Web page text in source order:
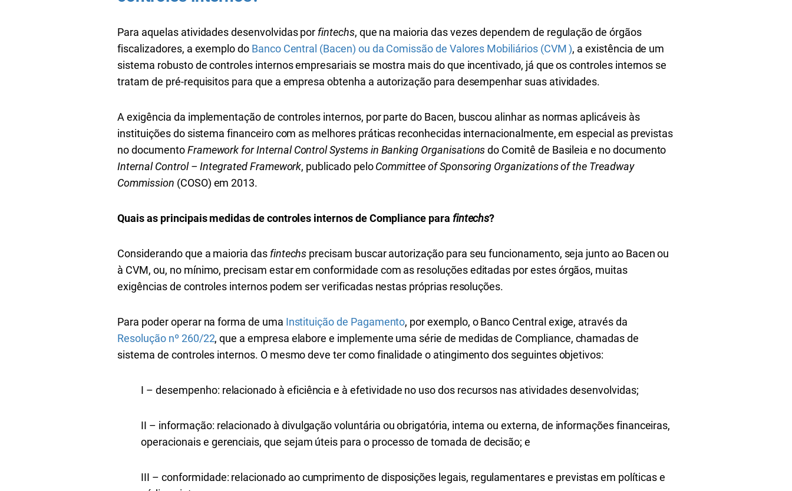
Para aquelas atividades desenvolvidas por fintechs, que na maioria das vezes dependem de regulação de órgãos
fiscalizadores, a exemplo do Banco Central (Bacen) ou da Comissão de Valores Mobiliários (CVM ), a existência de um
sistema robusto de controles internos empresariais se mostra mais do que incentivado, já que os controles internos se
tratam de pré-requisitos para que a empresa obtenha a autorização para desempenhar suas atividades.
A exigência da implementação de controles internos, por parte do Bacen, buscou alinhar as normas aplicáveis às
instituições do sistema financeiro com as melhores práticas reconhecidas internacionalmente, em especial as previstas
no documentoFramework for Internal Control Systems in Banking Organisationsdo Comitê de Basileia e no documento
Internal Control – Integrated Framework, publicado peloCommittee of Sponsoring Organizations of the Treadway
Commission (COSO) em 2013.
Quais as principais medidas de controles internos de Compliance para fintechs?
Considerando que a maioria das fintechs precisam buscar autorização para seu funcionamento, seja junto ao Bacen ou
à CVM, ou, no mínimo, precisam estar em conformidade com as resoluções editadas por estes órgãos, muitas
exigências de controles internos podem ser verificadas nestas próprias resoluções.
Para poder operar na forma de uma Instituição de Pagamento, por exemplo, o Banco Central exige, através da
Resolução nº 260/22, que a empresa elabore e implemente uma série de medidas de Compliance, chamadas de
sistema de controles internos. O mesmo deve ter como finalidade o atingimento dos seguintes objetivos:
I – desempenho: relacionado à eficiência e à efetividade no uso dos recursos nas atividades desenvolvidas;
II – informação: relacionado à divulgação voluntária ou obrigatória, interna ou externa, de informações financeiras,
operacionais e gerenciais, que sejam úteis para o processo de tomada de decisão; e
III – conformidade: relacionado ao cumprimento de disposições legais, regulamentares e previstas em políticas e